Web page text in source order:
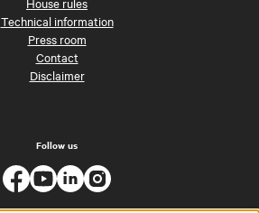
Technical information
Press room
Contact
Disclaimer
Follow us